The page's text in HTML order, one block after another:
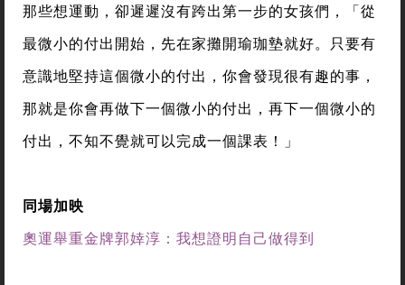
那些想運動，卻遲遲沒有跨出第一步的女孩們，「從
最微小的付出開始，先在家攤開瑜珈墊就好。只要有
意識地堅持這個微小的付出，你會發現很有趣的事，
那就是你會再做下一個微小的付出，再下一個微小的
付出，不知不覺就可以完成一個課表！」
同場加映
奧運舉重金牌郭婞淳：我想證明自己做得到